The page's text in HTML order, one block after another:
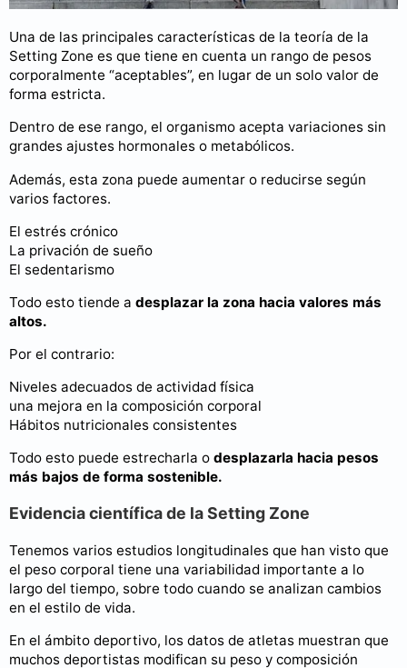
Una de las principales características de la teoría de la
Setting Zone es que tiene en cuenta un rango de pesos
corporalmente “aceptables”, en lugar de un solo valor de
forma estricta.
Dentro de ese rango, el organismo acepta variaciones sin
grandes ajustes hormonales o metabólicos.
Además, esta zona puede aumentar o reducirse según
varios factores.
El estrés crónico
La privación de sueño
El sedentarismo
Todo esto tiende a desplazar la zona hacia valores más
altos.
Por el contrario:
Niveles adecuados de actividad física
una mejora en la composición corporal
Hábitos nutricionales consistentes
Todo esto puede estrecharla o desplazarla hacia pesos
más bajos de forma sostenible.
Evidencia científica de la Setting Zone
Tenemos varios estudios longitudinales que han visto que
el peso corporal tiene una variabilidad importante a lo
largo del tiempo, sobre todo cuando se analizan cambios
en el estilo de vida.
En el ámbito deportivo, los datos de atletas muestran que
muchos deportistas modifican su peso y composición